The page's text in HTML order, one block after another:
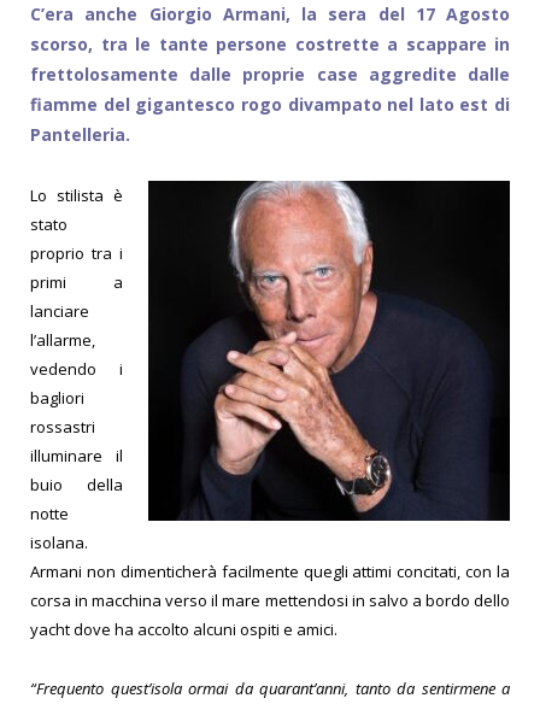
C’era anche Giorgio Armani, la sera del 17 Agosto
scorso, tra le tante persone costrette a scappare in
frettolosamente dalle proprie case aggredite dalle
fiamme del gigantesco rogo divampato nel lato est di
Pantelleria.
Lo stilista è
stato
proprio tra i
primi a
lanciare
l’allarme,
vedendo i
bagliori
rossastri
illuminare il
buio della
notte
isolana.
Armani non dimenticherà facilmente quegli attimi concitati, con la
corsa in macchina verso il mare mettendosi in salvo a bordo dello
yacht dove ha accolto alcuni ospiti e amici.
“Frequento quest’isola ormai da quarant’anni, tanto da sentirmene a